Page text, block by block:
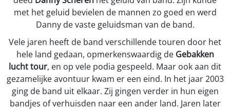
met het geluid bevielen de mannen zo goed en werd
Danny de vaste geluidsman van de band.
Vele jaren heeft de band verschillende touren door het
hele land gedaan, opmerkenswaardig de Gebakken
lucht tour, en op vele podia gespeeld. Maar ook aan dit
gezamelijke avontuur kwam er een eind. In het jaar 2003
ging de band uit elkaar. Zij gingen verder in hun eigen
bandjes of verhuisden naar een ander land. Jaren later